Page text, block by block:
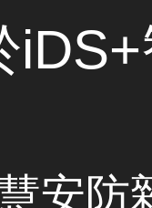
安防